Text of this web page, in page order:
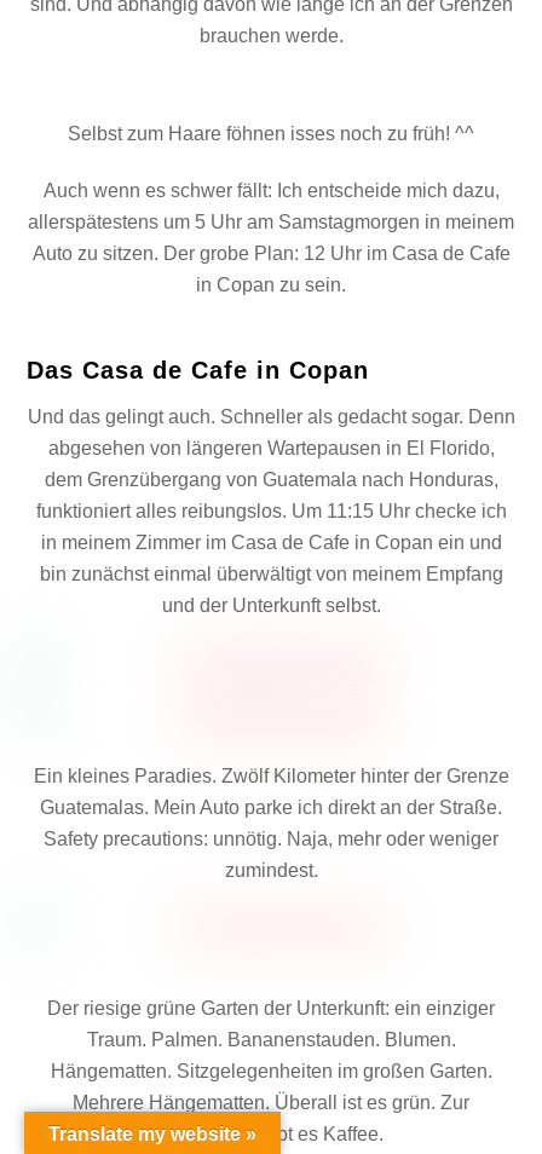
sind. Und abhängig davon wie lange ich an der Grenzen
brauchen werde.
Selbst zum Haare föhnen isses noch zu früh! ^^
Auch wenn es schwer fällt: Ich entscheide mich dazu,
allerspätestens um 5 Uhr am Samstagmorgen in meinem
Auto zu sitzen. Der grobe Plan: 12 Uhr im Casa de Cafe
in Copan zu sein.
Das Casa de Cafe in Copan
Und das gelingt auch. Schneller als gedacht sogar. Denn
abgesehen von längeren Wartepausen in El Florido,
dem Grenzübergang von Guatemala nach Honduras,
funktioniert alles reibungslos. Um 11:15 Uhr checke ich
in meinem Zimmer im Casa de Cafe in Copan ein und
bin zunächst einmal überwältigt von meinem Empfang
und der Unterkunft selbst.
Ein kleines Paradies. Zwölf Kilometer hinter der Grenze
Guatemalas. Mein Auto parke ich direkt an der Straße.
Safety precautions: unnötig. Naja, mehr oder weniger
zumindest.
Der riesige grüne Garten der Unterkunft: ein einziger
Traum. Palmen. Bananenstauden. Blumen.
Hängematten. Sitzgelegenheiten im großen Garten.
Mehrere Hängematten. Überall ist es grün. Zur
Begrüßung gibt es Kaffee.
Translate my website »